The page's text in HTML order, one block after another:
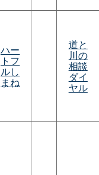
ハー
トフ
ルし
まね
道と
川の
相談
ダイ
ヤル